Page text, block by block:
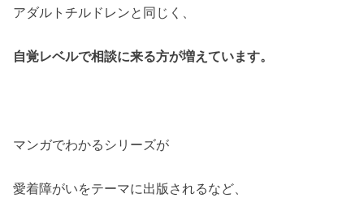
アダルトチルドレンと同じく、
自覚レベルで相談に来る方が増えています。
マンガでわかるシリーズが
愛着障がいをテーマに出版されるなど、